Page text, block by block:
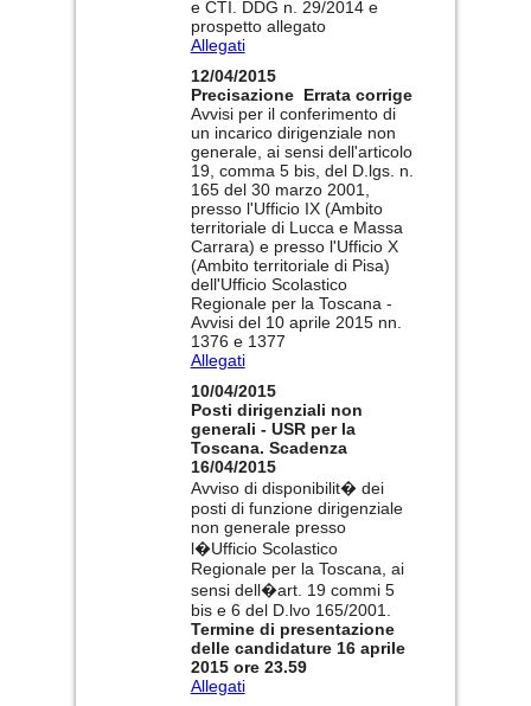
e CTI. DDG n. 29/2014 e
prospetto allegato
Allegati
12/04/2015
Precisazione Errata corrige
Avvisi per il conferimento di
un incarico dirigenziale non
generale, ai sensi dell'articolo
19, comma 5 bis, del D.lgs. n.
165 del 30 marzo 2001,
presso l'Ufficio IX (Ambito
territoriale di Lucca e Massa
Carrara) e presso l'Ufficio X
(Ambito territoriale di Pisa)
dell'Ufficio Scolastico
Regionale per la Toscana -
Avvisi del 10 aprile 2015 nn.
1376 e 1377
Allegati
10/04/2015
Posti dirigenziali non
generali - USR per la
Toscana. Scadenza
16/04/2015
Avviso di disponibilit� dei
posti di funzione dirigenziale
non generale presso
l�Ufficio Scolastico
Regionale per la Toscana, ai
sensi dell�art. 19 commi 5
bis e 6 del D.lvo 165/2001.
Termine di presentazione
delle candidature 16 aprile
2015 ore 23.59
Allegati